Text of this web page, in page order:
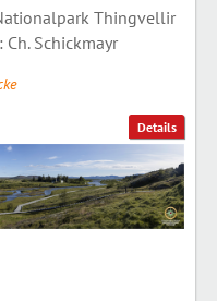
Details
Thingvellir
Schickmayr